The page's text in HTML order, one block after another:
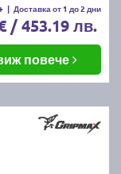
| Доставка от 1 до 2 дни
/ 453.19 лв.
повече